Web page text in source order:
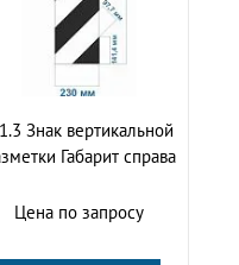
Знак вертикальной
Габарит справа
Цена по запросу